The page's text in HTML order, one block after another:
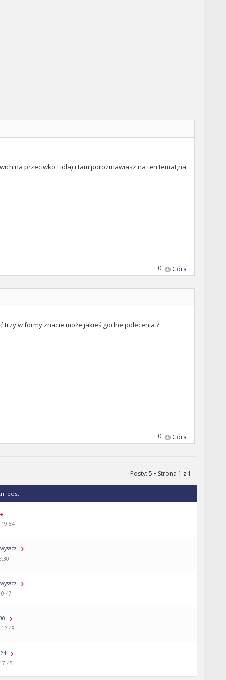
na przeciwko Lidla) i tam porozmawiasz na ten temat,na
Góra
0
w formy znacie może jakieś godne polecenia ?
Góra
0
Posty: 5 • Strona 1 z 1
post